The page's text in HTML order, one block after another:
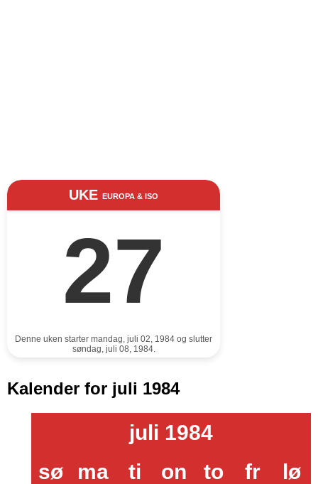
UKE EUROPA & ISO
27
Denne uken starter mandag, juli 02, 1984 og slutter
søndag, juli 08, 1984.
Kalender for juli 1984
juli 1984
sø
ma ti on to fr lø